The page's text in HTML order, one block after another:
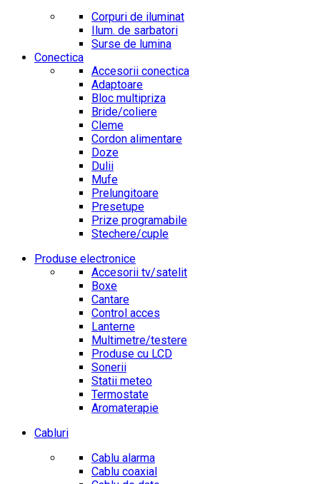
Corpuri de iluminat
Ilum. de sarbatori
Surse de lumina
Conectica
Accesorii conectica
Adaptoare
Bloc multipriza
Bride/coliere
Cleme
Cordon alimentare
Doze
Dulii
Mufe
Prelungitoare
Presetupe
Prize programabile
Stechere/cuple
Produse electronice
Accesorii tv/satelit
Boxe
Cantare
Control acces
Lanterne
Multimetre/testere
Produse cu LCD
Sonerii
Statii meteo
Termostate
Aromaterapie
Cabluri
Cablu alarma
Cablu coaxial